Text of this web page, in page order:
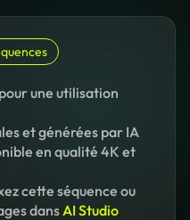
une utilisation
et générées par IA
en qualité 4K et
cette séquence ou
dansAI Studio